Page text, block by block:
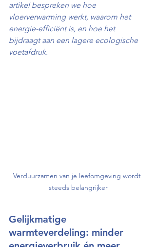
artikel bespreken we hoe
vloerverwarming werkt, waarom het
energie-efficiënt is, en hoe het
bijdraagt aan een lagere ecologische
voetafdruk.
Verduurzamen van je leefomgeving wordt
steeds belangrijker
Gelijkmatige
warmteverdeling: minder